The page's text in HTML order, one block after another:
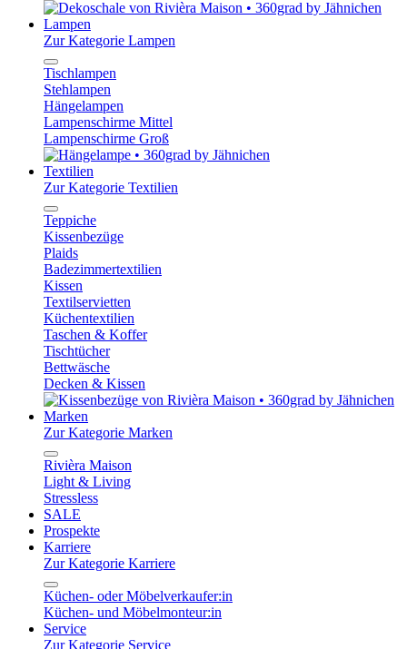
Lampen
Zur Kategorie Lampen
Tischlampen
Stehlampen
Hängelampen
Lampenschirme Mittel
Lampenschirme Groß
Textilien
Zur Kategorie Textilien
Teppiche
Kissenbezüge
Plaids
Badezimmertextilien
Kissen
Textilservietten
Küchentextilien
Taschen & Koffer
Tischtücher
Bettwäsche
Decken & Kissen
Marken
Zur Kategorie Marken
Rivièra Maison
Light & Living
Stressless
SALE
Prospekte
Karriere
Zur Kategorie Karriere
Küchen- oder Möbelverkaufer:in
Küchen- und Möbelmonteur:in
Service
Zur Kategorie Service